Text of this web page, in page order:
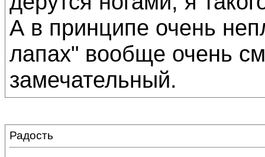
А в принципе очень
лапах" вообще очень
замечательный.
Радость